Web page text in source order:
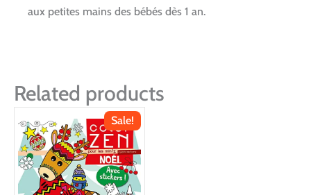
aux petites mains des bébés dès 1 an.
Related products
Sale!